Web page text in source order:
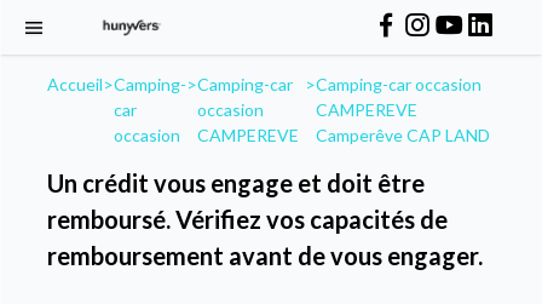
Accueil>Camping-
car
occasion
>Camping-car
occasion
CAMPEREVE
>Camping-car occasion
CAMPEREVE
Camperêve CAP LAND
Un crédit vous engage et doit être
remboursé. Vérifiez vos capacités de
remboursement avant de vous engager.